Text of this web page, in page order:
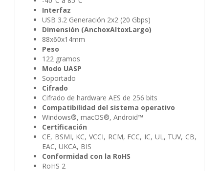
Interfaz
USB 3.2 Generación 2x2 (20 Gbps)
Dimensión (AnchoxAltoxLargo)
88x60x14mm
Peso
122 gramos
Modo UASP
Soportado
Cifrado
Cifrado de hardware AES de 256 bits
Compatibilidad del sistema operativo
Windows®, macOS®, Android™
Certificación
CE, BSMI, KC, VCCI, RCM, FCC, IC, UL, TUV, CB,
EAC, UKCA, BIS
Conformidad con la RoHS
RoHS 2